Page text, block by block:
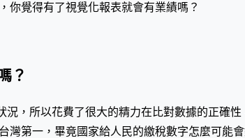
你覺得有了視覺化報表就會有業績嗎？
？
，所以花費了很大的精力在比對數據的正確
灣第一，畢竟國家給人民的繳稅數字怎麼可能會